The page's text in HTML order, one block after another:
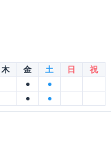
木 金 土 日
祝
●
●
● ●